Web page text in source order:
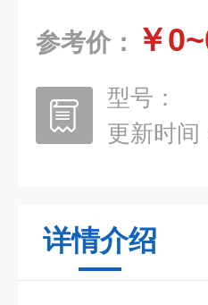
参考价： ￥
型号：
更新时间
详情介绍